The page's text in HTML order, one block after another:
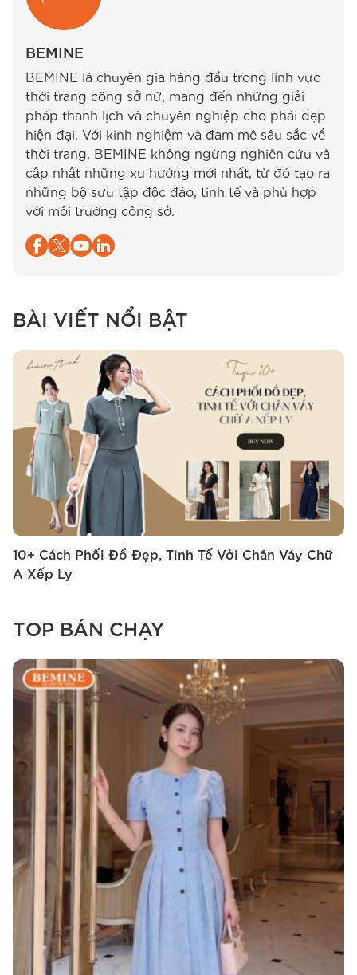
BEMINE
BEMINE là chuyên gia hàng đầu trong lĩnh vực
thời trang công sở nữ, mang đến những giải
pháp thanh lịch và chuyên nghiệp cho phái đẹp
hiện đại. Với kinh nghiệm và đam mê sâu sắc về
thời trang, BEMINE không ngừng nghiên cứu và
cập nhật những xu hướng mới nhất, từ đó tạo ra
những bộ sưu tập độc đáo, tinh tế và phù hợp
với môi trường công sở.
BÀI VIẾT NỔI BẬT
10+ Cách Phối Đồ Đẹp, Tinh Tế Với Chân Váy Chữ
A Xếp Ly
TOP BÁN CHẠY